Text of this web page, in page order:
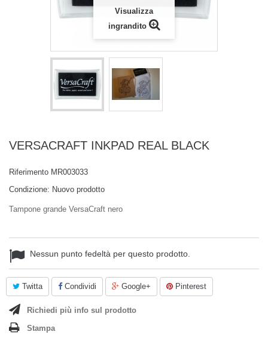
Visualizza
ingrandito
VERSACRAFT INKPAD REAL BLACK
Riferimento MR003033
Condizione: Nuovo prodotto
Tampone grande VersaCraft nero
Nessun punto fedeltà per questo prodotto.
Twitta Condividi Google+ Pinterest
Richiedi più info sul prodotto
Stampa